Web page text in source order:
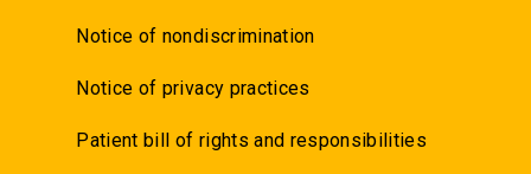
Notice of nondiscrimination
Notice of privacy practices
Patient bill of rights and responsibilities